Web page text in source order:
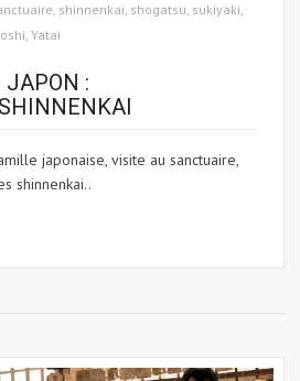
, shinnenkai, shogatsu, sukiyaki,
, Yatai
JAPON :
japonaise, visite au sanctuaire,
shinnenkai..